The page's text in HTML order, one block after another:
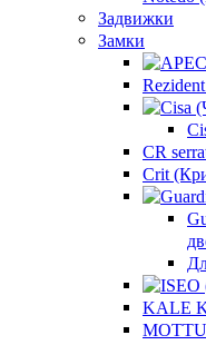
Задвижки
Замки
CR
Crit
KALE